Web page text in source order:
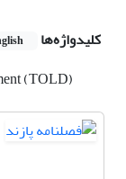
کلیدواژه‌ها
(TOLD)